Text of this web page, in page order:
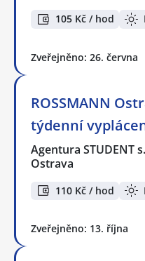
105 Kč / hod
Zveřejněno: 26. června
ROSSMANN
týdenní
Agentura STUDENT
Ostrava
110 Kč / hod
Zveřejněno: 13. října